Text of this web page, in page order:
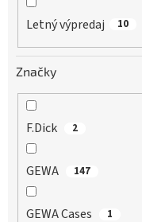
Letný výpredaj 10
Značky
F.Dick 2
GEWA 147
GEWA Cases 1